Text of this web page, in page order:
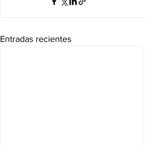
Entradas recientes